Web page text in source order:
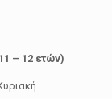
– 12 ετών)